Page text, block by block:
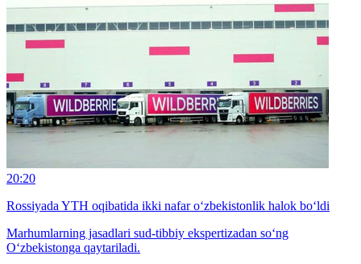
20:20
Rossiyada YTH oqibatida ikki nafar o‘zbekistonlik halok bo‘ldi
Marhumlarning jasadlari sud-tibbiy ekspertizadan so‘ng
O‘zbekistonga qaytariladi.